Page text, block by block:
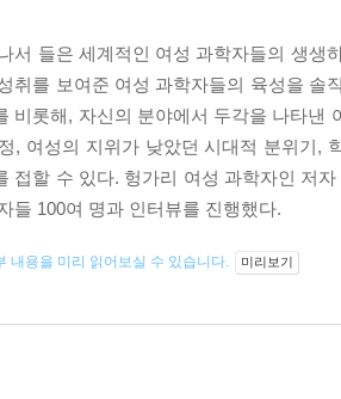
서 들은 세계적인 여성 과학자들의 생생
취를 보여준 여성 과학자들의 육성을 솔
비롯해, 자신의 분야에서 두각을 나타낸
, 여성의 지위가 낮았던 시대적 분위기,
접할 수 있다. 헝가리 여성 과학자인 저
들 100여 명과 인터뷰를 진행했다.
내용을 미리 읽어보실 수 있습니다. 미리보기